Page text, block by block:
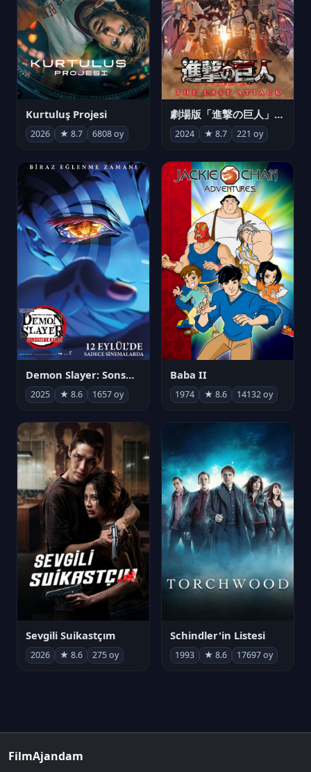
Kurtuluş Projesi
2026 ★ 8.7 6808 oy
劇場版「進撃の巨人」完結編 THE LAST ATTACK
2024 ★ 8.7 221 oy
Demon Slayer: Sonsuzluk Kalesi
2025 ★ 8.6 1657 oy
Baba II
1974 ★ 8.6 14132 oy
Sevgili Suikastçım
2026 ★ 8.6 275 oy
Schindler'in Listesi
1993 ★ 8.6 17697 oy
FilmAjandam